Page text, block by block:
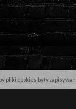
pliki cookies były